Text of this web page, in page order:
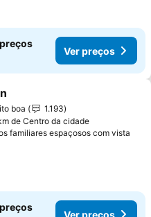
Ver preços
aos favoritos
boa
1.193
de Centro da cidade
familiares espaçosos com vista
Ver preços